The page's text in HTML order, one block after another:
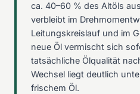
ca. 40–60 % des Altöls
verbleibt im
Leitungskreislauf und im
neue Öl vermischt sich
tatsächliche Ölqualität
Wechsel liegt deutlich
frischem Öl.